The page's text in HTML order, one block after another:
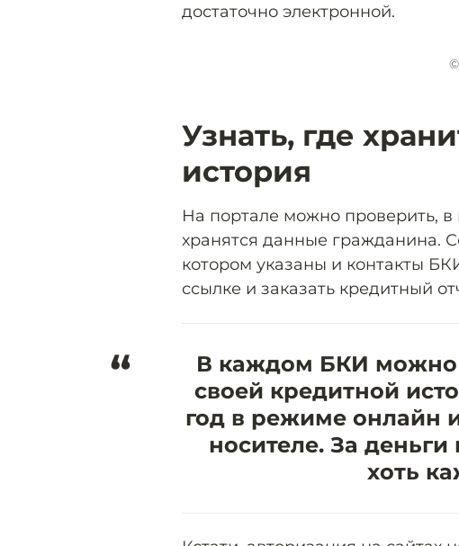
достаточно электронной.
Узнать, где
история
На портале можно проверить,
хранятся данные гражданина.
котором указаны и контакты
ссылке и заказать кредитный
“
В каждом БКИ
своей кредитной
год в режиме онлайн
носителе. За
хоть